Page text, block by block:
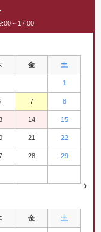
～17:00
金 土
1
7 8
14 15
21 22
28 29
金 土